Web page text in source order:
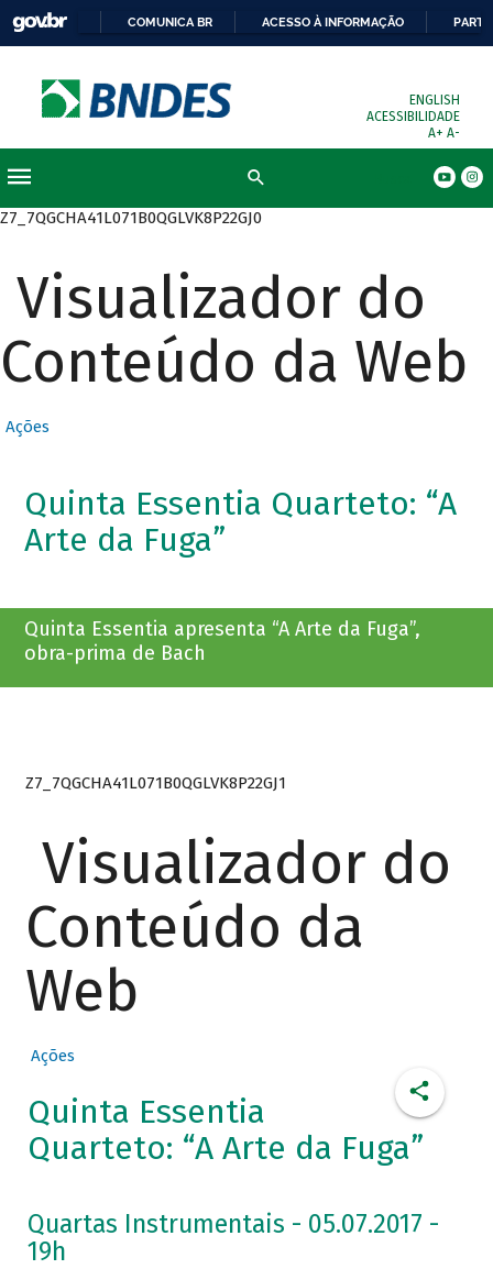
COMUNICA BR ACESSO À INFORMAÇÃO
ENGLISH
ACESSIBILIDADE
A+ A-
Z7_7QGCHA41L071B0QGLVK8P22GJ0
Visualizador do
Conteúdo da Web
Ações
Quinta Essentia Quarteto: “A
Arte da Fuga”
Quinta Essentia apresenta “A Arte da Fuga”,
obra-prima de Bach
Z7_7QGCHA41L071B0QGLVK8P22GJ1
Visualizador do
Conteúdo da
Web
Ações
Quinta Essentia
Quarteto: “A Arte da Fuga”
Quartas Instrumentais - 05.07.2017 -
19h